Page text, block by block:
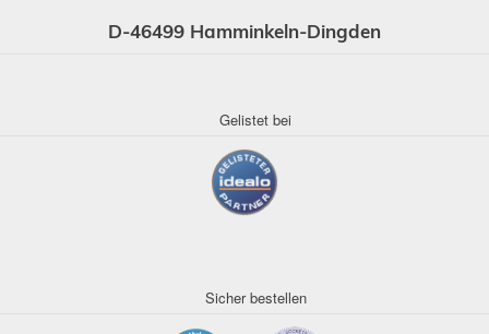
D-46499 Hamminkeln-Dingden
Gelistet bei
Sicher bestellen